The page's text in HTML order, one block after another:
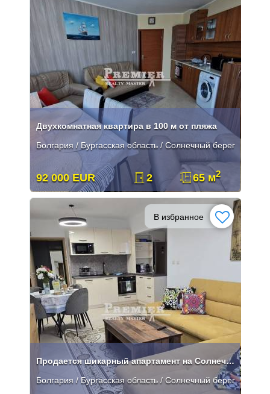
Двухкомнатная квартира в 100 м от пляжа
Болгария / Бургасская область / Солнечный берег
92 000 EUR 2 65 м2
В избранное
Продается шикарный апартамент на Солнечном Берегу.
Болгария / Бургасская область / Солнечный берег